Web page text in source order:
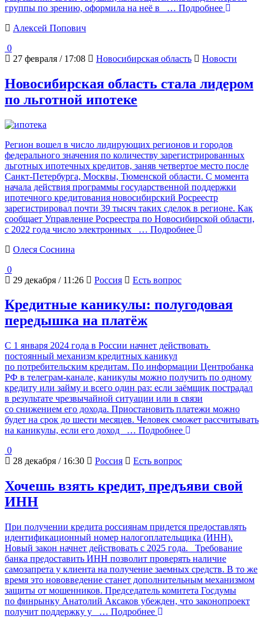
группы по зрению, оформила на неё в
… Подробнее
Алексей Попович
0
27 февраля / 17:08
Новосибирская область Новости
Новосибирская область стала лидером
по льготной ипотеке
Регион вошел в число лидирующих регионов и городов
федерального значения по количеству зарегистрированных
льготных ипотечных кредитов, заняв четвертое место после
Санкт-Петербурга, Москвы, Тюменской области. С момента
начала действия программы государственной поддержки
ипотечного кредитования новосибирский Росреестр
зарегистрировал почти 39 тысяч таких сделок в регионе. Как
сообщает Управление Росреестра по Новосибирской области,
с 2022 года число электронных
… Подробнее
Олеся Соснина
0
29 декабря / 11:26
Россия Есть вопрос
Кредитные каникулы: полугодовая
передышка на платёж
С 1 января 2024 года в России начнет действовать
постоянный механизм кредитных каникул
по потребительским кредитам. По информации Центробанка
РФ в телеграм-канале, каникулы можно получить по одному
кредиту или займу и всего один раз: если заёмщик пострадал
в результате чрезвычайной ситуации или в связи
со снижением его дохода. Приостановить платежи можно
будет на срок до шести месяцев. Человек сможет рассчитывать
на каникулы, если его доход
… Подробнее
0
28 декабря / 16:30
Россия Есть вопрос
Хочешь взять кредит, предъяви свой
ИНН
При получении кредита россиянам придется предоставлять
идентификационный номер налогоплательщика (ИНН).
Новый закон начнет действовать с 2025 года. Требование
банка предоставить ИНН позволит проверять наличие
самозапрета у клиента на получение заемных средств. В то же
время это нововведение станет дополнительным механизмом
защиты от мошенников. Председатель комитета Госдумы
по финрынку Анатолий Аксаков убежден, что законопроект
получит поддержку у
… Подробнее